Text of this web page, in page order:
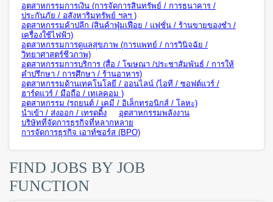
อุตสาหกรรมการเงิน (การจัดการสินทรัพย์ / การธนาคาร /
ประกันภัย / อสังหาริมทรัพย์ ฯลฯ )
อุตสาหกรรมค้าปลีก (สินค้าฟุ่มเฟือย / แฟชั่น / ร้านขายของชำ /
เครื่องใช้ไฟฟ้า)
อุตสาหกรรมการดูแลสุขภาพ (การแพทย์ / การวินิจฉัย /
วิทยาศาสตร์ชีวภาพ)
อุตสาหกรรมการบริการ (สื่อ / โฆษณา /ประชาสัมพันธ์ / การให้
คำปรึกษา / การศึกษา / ร้านอาหาร)
อุตสาหกรรมด้านเทคโนโลยี / ออนไลน์ (ไอที / ซอฟต์แวร์ /
ฮาร์ดแวร์ / มือถือ / เทเลคอม )
อุตสาหกรรม (รถยนต์ / เคมี / อิเล็กทรอนิกส์ / โลหะ)
นำเข้า / ส่งออก / เทรดดิ้ง
อุตสาหกรรมพลังงาน
บริษัทที่จัดการธุรกิจที่หลากหลาย
การจัดการธุรกิจ เอาท์ซอร์ส (BPO)
FIND JOBS BY JOB
FUNCTION